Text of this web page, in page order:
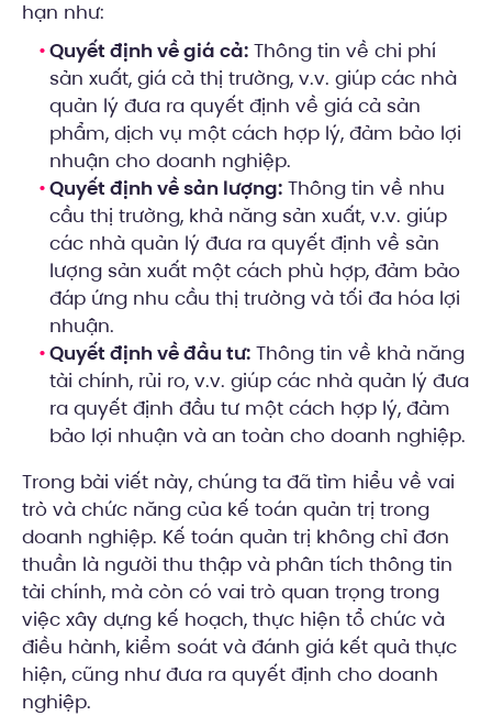
hạn như:
Quyết định về giá cả: Thông tin về chi phí
sản xuất, giá cả thị trường, v.v. giúp các nhà
quản lý đưa ra quyết định về giá cả sản
phẩm, dịch vụ một cách hợp lý, đảm bảo lợi
nhuận cho doanh nghiệp.
Quyết định về sản lượng: Thông tin về nhu
cầu thị trường, khả năng sản xuất, v.v. giúp
các nhà quản lý đưa ra quyết định về sản
lượng sản xuất một cách phù hợp, đảm bảo
đáp ứng nhu cầu thị trường và tối đa hóa lợi
nhuận.
Quyết định về đầu tư: Thông tin về khả năng
tài chính, rủi ro, v.v. giúp các nhà quản lý đưa
ra quyết định đầu tư một cách hợp lý, đảm
bảo lợi nhuận và an toàn cho doanh nghiệp.
Trong bài viết này, chúng ta đã tìm hiểu về vai
trò và chức năng của kế toán quản trị trong
doanh nghiệp. Kế toán quản trị không chỉ đơn
thuần là người thu thập và phân tích thông tin
tài chính, mà còn có vai trò quan trọng trong
việc xây dựng kế hoạch, thực hiện tổ chức và
điều hành, kiểm soát và đánh giá kết quả thực
hiện, cũng như đưa ra quyết định cho doanh
nghiệp.